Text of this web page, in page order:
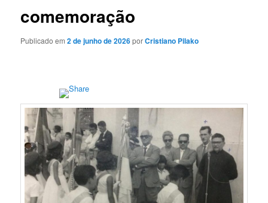
comemoração
Publicado em2 de junho de 2026porCristiano Pilako